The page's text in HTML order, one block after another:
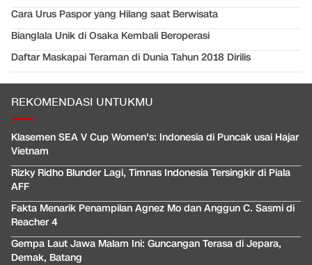
Cara Urus Paspor yang Hilang saat Berwisata
Bianglala Unik di Osaka Kembali Beroperasi
Daftar Maskapai Teraman di Dunia Tahun 2018 Dirilis
REKOMENDASI UNTUKMU
Klasemen SEA V Cup Women's: Indonesia di Puncak usai Hajar
Vietnam
Rizky Ridho Blunder Lagi, Timnas Indonesia Tersingkir di Piala
AFF
Fakta Menarik Penampilan Agnez Mo dan Anggun C. Sasmi di
Reacher 4
Gempa Laut Jawa Malam Ini: Guncangan Terasa di Jepara,
Demak, Batang